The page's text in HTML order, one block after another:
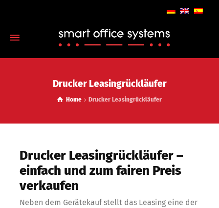
Drucker Leasingrückläufer
Home Drucker Leasingrückläufer
Drucker Leasingrückläufer –
einfach und zum fairen Preis
verkaufen
Neben dem Gerätekauf stellt das Leasing eine der